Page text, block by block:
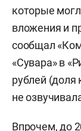
которые
вложения и
сообщал
«Сувара» в
рублей (доля
не
Впрочем, до